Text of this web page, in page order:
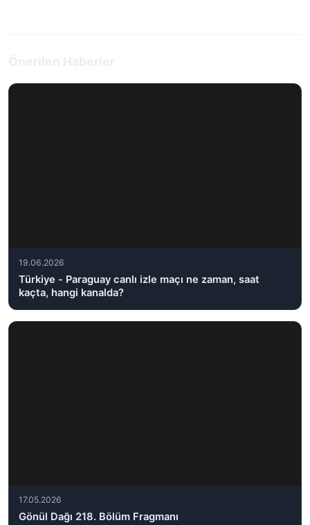
19.06.2026
Türkiye - Paraguay canlı izle maçı ne zaman, saat
kaçta, hangi kanalda?
17.05.2026
Gönül Dağı 218. Bölüm Fragmanı